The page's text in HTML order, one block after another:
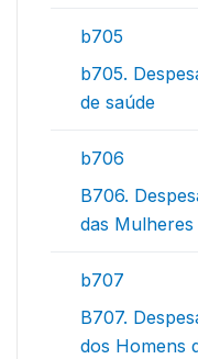
b705
b705.
de saúde
b706
B706.
das Mulheres
b707
B707.
dos Homens